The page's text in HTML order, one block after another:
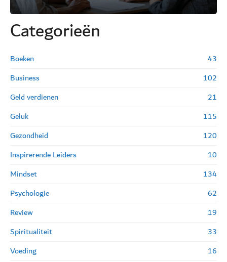
Categorieën
Boeken
43
Business
102
Geld verdienen
21
Geluk
115
Gezondheid
120
Inspirerende Leiders
10
Mindset
134
Psychologie
62
Review
19
Spiritualiteit
33
Voeding
16